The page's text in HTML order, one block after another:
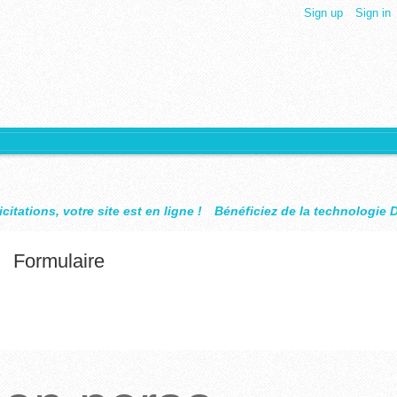
Sign in
Sign up
en ligne ! Bénéficiez de la technologie Design Objet
Formulaire